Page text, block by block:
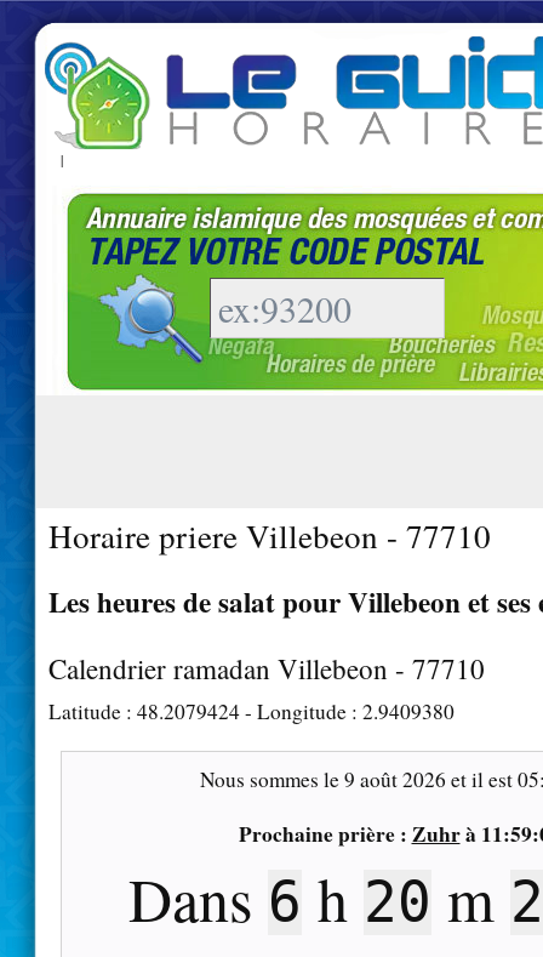
|
Horaire priere Villebeon - 77710
Les heures de salat pour Villebeon et ses
Calendrier ramadan Villebeon - 77710
Latitude : 48.2079424- Longitude : 2.9409380
Nous sommes le9 août 2026 et il est
Prochaine prière : Zuhrà
Dans 6 h 20 m